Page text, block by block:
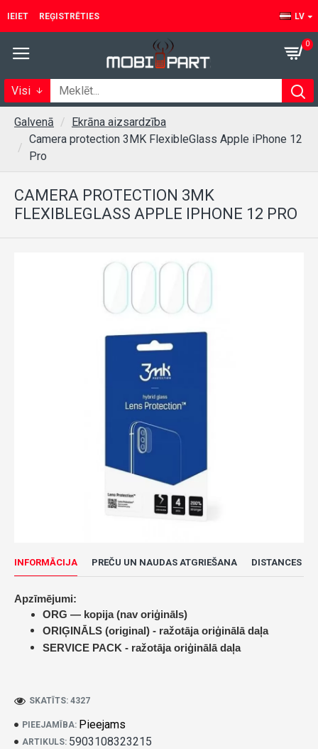
IEIET REĢISTRĒTIES LV
0
Visi
Galvenā
Ekrāna aizsardzība
Camera protection 3MK FlexibleGlass Apple iPhone 12
Pro
CAMERA PROTECTION 3MK
FLEXIBLEGLASS APPLE IPHONE 12 PRO
INFORMĀCIJA PREČU UN NAUDAS ATGRIEŠANA DISTANCES
Apzīmējumi:
ORG — kopija (nav oriģināls)
ORIĢINĀLS (original) - ražotāja oriģinālā daļa
SERVICE PACK - ražotāja oriģinālā daļa
PIEEJAMĪBA: Pieejams
ARTIKULS: 5903108323215
SKATĪTS: 4327